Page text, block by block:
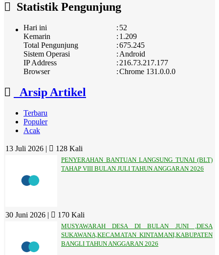
Statistik Pengunjung
Hari ini : 52
Kemarin
: 1.209
Total Pengunjung
:675.245
Sistem Operasi
: Android
IP Address
: 216.73.217.177
Browser
:Chrome 131.0.0.0
Arsip Artikel
Terbaru
Populer
Acak
13 Juli 2026 | 128 Kali
PENYERAHAN BANTUAN LANGSUNG TUNAI (BLT)
TAHAP VIII BULAN JULI TAHUN ANGGARAN 2026
30 Juni 2026 | 170 Kali
MUSYAWARAH DESA DI BULAN JUNI ,DESA
SUKAWANA,KECAMATAN KINTAMANI,KABUPATEN
BANGLI TAHUN ANGGARAN 2026